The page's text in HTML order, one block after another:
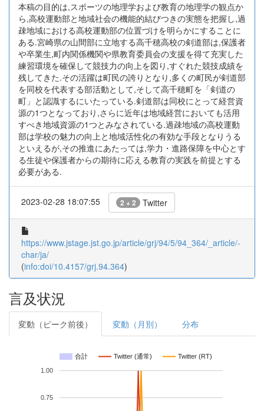
本稿の目的は,スポーツの地理学および教育の地理学の観点か
ら,高校運動部と地域社会の機能的結びつきの実態を把握し,過
疎地域における高校運動部の位置づけを明らかにすることに
ある.宮崎県の山間部に立地する高千穂高校の剣道部は,保護者
や卒業生,町内関係機関や県教育委員会の支援を得て充実した
練習環境を確保して競技力の向上を図り,すぐれた競技成績を
残してきた.その活躍は町民の誇りとなり,多くの町民が剣道部
を同校を代表する部活動として,そして高千穂町を「剣道の
町」と認識するにいたっている.剣道部は同校にとって経営資
源の1つとなっており,さらに近年は地域経営においても活用
すべき地域資源の1つとみなされている.過疎地域の高校運動
部は学校の魅力の向上と地域活性化の有効な手段となりうる
といえるが,その推進にあたっては,学力・進路保障を中心とす
る生徒や保護者からの期待に応える教育の実践を前提とする
必要がある.
2023-02-28 18:07:55 2 + 2 Twitter
https://www.jstage.jst.go.jp/article/grj/94/5/94_364/_article/-
char/ja/
(info:doi/10.4157/grj.94.364)
言及状況
変動（ピーク前後） 変動（月別） 分布
合計 Twitter (通常) Twitter (RT)
0.75
1.00